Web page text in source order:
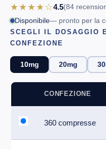
★★★★☆4.5(84
Disponibile— pronto per la
SCEGLI IL DOSAGGIO
CONFEZIONE
10mg 20mg
CONFEZIONE
360 compresse